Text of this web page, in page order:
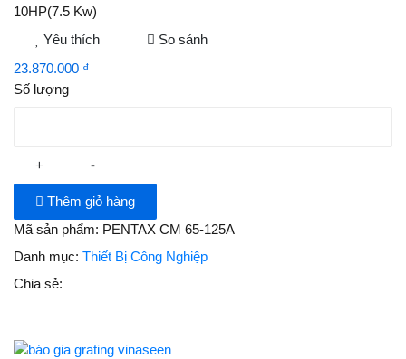
10HP(7.5 Kw)
Yêu thích
So sánh
23.870.000 ₫
Số lượng
+ -
Thêm giỏ hàng
Mã sản phẩm: PENTAX CM 65-125A
Danh mục: Thiết Bị Công Nghiệp
Chia sẻ: